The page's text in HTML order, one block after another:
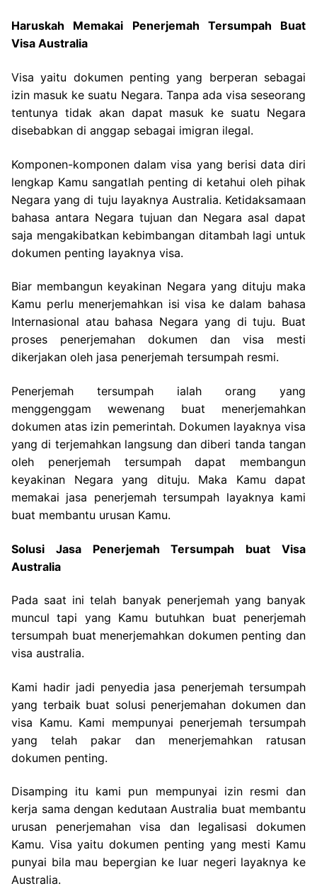
Haruskah Memakai Penerjemah Tersumpah Buat
Visa Australia
Visa yaitu dokumen penting yang berperan sebagai
izin masuk ke suatu Negara. Tanpa ada visa seseorang
tentunya tidak akan dapat masuk ke suatu Negara
disebabkan di anggap sebagai imigran ilegal.
Komponen-komponen dalam visa yang berisi data diri
lengkap Kamu sangatlah penting di ketahui oleh pihak
Negara yang di tuju layaknya Australia. Ketidaksamaan
bahasa antara Negara tujuan dan Negara asal dapat
saja mengakibatkan kebimbangan ditambah lagi untuk
dokumen penting layaknya visa.
Biar membangun keyakinan Negara yang dituju maka
Kamu perlu menerjemahkan isi visa ke dalam bahasa
Internasional atau bahasa Negara yang di tuju. Buat
proses penerjemahan dokumen dan visa mesti
dikerjakan oleh jasa penerjemah tersumpah resmi.
Penerjemah tersumpah ialah orang yang
menggenggam wewenang buat menerjemahkan
dokumen atas izin pemerintah. Dokumen layaknya visa
yang di terjemahkan langsung dan diberi tanda tangan
oleh penerjemah tersumpah dapat membangun
keyakinan Negara yang dituju. Maka Kamu dapat
memakai jasa penerjemah tersumpah layaknya kami
buat membantu urusan Kamu.
Solusi Jasa Penerjemah Tersumpah buat Visa
Australia
Pada saat ini telah banyak penerjemah yang banyak
muncul tapi yang Kamu butuhkan buat penerjemah
tersumpah buat menerjemahkan dokumen penting dan
visa australia.
Kami hadir jadi penyedia jasa penerjemah tersumpah
yang terbaik buat solusi penerjemahan dokumen dan
visa Kamu. Kami mempunyai penerjemah tersumpah
yang telah pakar dan menerjemahkan ratusan
dokumen penting.
Disamping itu kami pun mempunyai izin resmi dan
kerja sama dengan kedutaan Australia buat membantu
urusan penerjemahan visa dan legalisasi dokumen
Kamu. Visa yaitu dokumen penting yang mesti Kamu
punyai bila mau bepergian ke luar negeri layaknya ke
Australia.